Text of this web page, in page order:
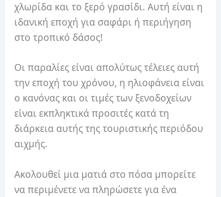
χλωρίδα και το ξερό γρασίδι. Αυτή είναι η
ιδανική εποχή για σαφάρι ή περιήγηση
στο τροπικό δάσος!
Οι παραλίες είναι απολύτως τέλειες αυτή
την εποχή του χρόνου, η ηλιοφάνεια είναι
ο κανόνας και οι τιμές των ξενοδοχείων
είναι εκπληκτικά προσιτές κατά τη
διάρκεια αυτής της τουριστικής περιόδου
αιχμής.
Ακολουθεί μια ματιά στο πόσα μπορείτε
να περιμένετε να πληρώσετε για ένα